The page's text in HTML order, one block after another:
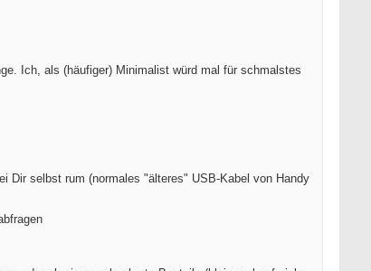
Ich, als (häufiger) Minimalist würd mal für schmalstes
Dir selbst rum (normales "älteres" USB-Kabel von Handy